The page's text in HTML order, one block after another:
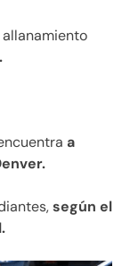
a
según el